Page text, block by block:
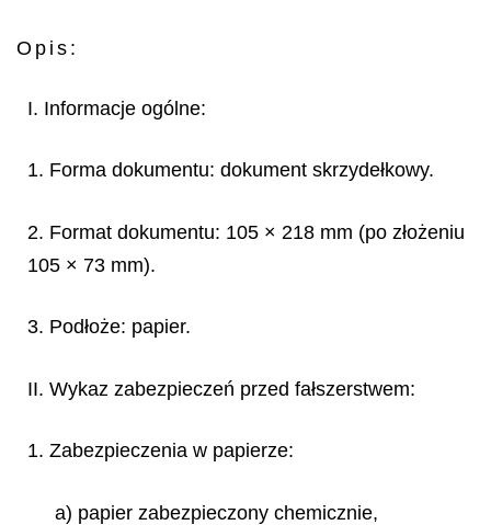
Opis:
I. Informacje ogólne:
1. Forma dokumentu: dokument skrzydełkowy.
2. Format dokumentu: 105 × 218 mm (po złożeniu
105 × 73 mm).
3. Podłoże: papier.
II. Wykaz zabezpieczeń przed fałszerstwem:
1. Zabezpieczenia w papierze:
a) papier zabezpieczony chemicznie,